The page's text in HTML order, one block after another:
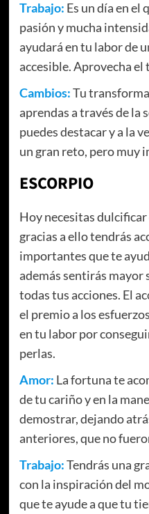
Trabajo: Es un día en el
pasión y mucha
ayudará en tu labor de
accesible. Aprovecha el
Cambios:Tu
aprendas a través de la
puedes destacar y a la
un gran reto, pero muy
ESCORPIO
Hoy necesitas dulcificar
gracias a ello tendrás
importantes que te
además sentirás mayor
todas tus acciones. El
el premio a los
en tu labor por
perlas.
Amor: La fortuna te
de tu cariño y en la
demostrar, dejando
anteriores, que no
Trabajo:Tendrás una
con la inspiración del
que te ayude a que tu